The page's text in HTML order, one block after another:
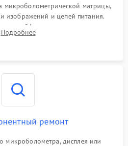
микроболометрической матрицы,
изображений и цепей питания.
шлейфов, модуля памяти и
сгоревших SMD-компонентов
Подробнее
ремонт
микроболометра, дисплея или